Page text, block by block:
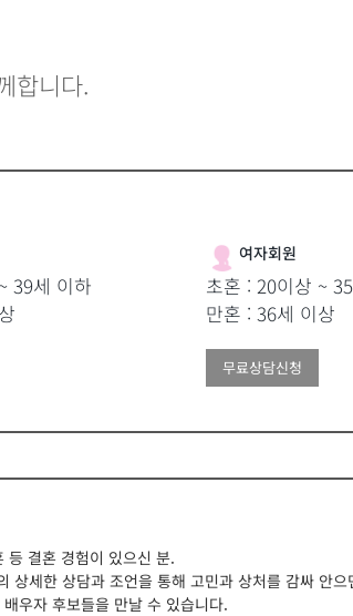
합니다.
39세 이하
여자회원
초혼 : 20이상 ~
만혼 : 36세 이상
무료상담신청
등 결혼 경험이 있으신 분.
상세한 상담과 조언을 통해 고민과 상처를 감싸 안으
우자 후보들을 만날 수 있습니다.